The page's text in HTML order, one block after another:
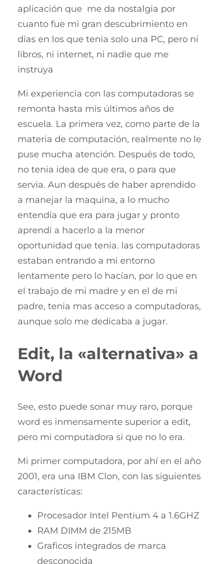
aplicación que me da nostalgia por
cuanto fue mi gran descubrimiento en
días en los que tenia solo una PC, pero ni
libros, ni internet, ni nadie que me
instruya
Mi experiencia con las computadoras se
remonta hasta mis últimos años de
escuela. La primera vez, como parte de la
materia de computación, realmente no le
puse mucha atención. Después de todo,
no tenia idea de que era, o para que
servia. Aun después de haber aprendido
a manejar la maquina, a lo mucho
entendía que era para jugar y pronto
aprendí a hacerlo a la menor
oportunidad que tenia. las computadoras
estaban entrando a mi entorno
lentamente pero lo hacían, por lo que en
el trabajo de mi madre y en el de mi
padre, tenia mas acceso a computadoras,
aunque solo me dedicaba a jugar.
Edit, la «alternativa» a
Word
See, esto puede sonar muy raro, porque
word es inmensamente superior a edit,
pero mi computadora si que no lo era.
Mi primer computadora, por ahí en el año
2001, era una IBM Clon, con las siguientes
características:
Procesador Intel Pentium 4 a 1.6GHZ
RAM DIMM de 215MB
Graficos integrados de marca
desconocida